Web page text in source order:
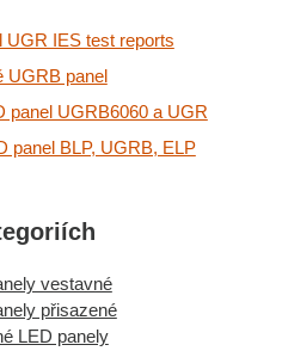
UGR IES test reports
UGRB panel
panel UGRB6060 a UGR
panel BLP, UGRB, ELP
vestavné
přisazené
LED panely